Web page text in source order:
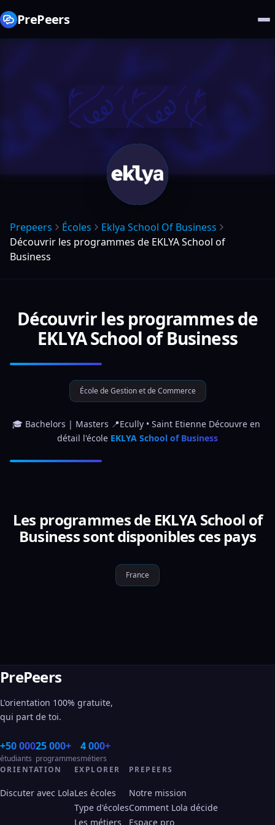
PrePeers
Prepeers Écoles
Eklya School Of Business
Découvrir les programmes de EKLYA School of
Business
Découvrir les programmes de
EKLYA School of Business
École de Gestion et de Commerce
🎓 Bachelors | Masters 📍Ecully • Saint Etienne Découvre en
détail l'école EKLYA School of Business
Les programmes de EKLYA School of
Business sont disponibles ces pays
France
PrePeers
L'orientation 100% gratuite,
qui part de toi.
+50 000
étudiants
25 000+
programmes
4 000+
métiers
ORIENTATION
Discuter avec Lola
EXPLORER
Les écoles
Type d'écoles
Les métiers
PREPEERS
Notre mission
Comment Lola décide
Espace pro